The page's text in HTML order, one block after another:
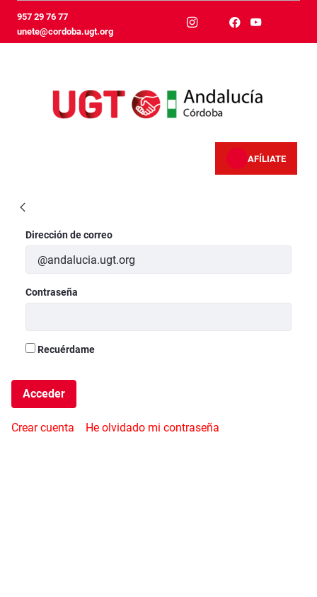
Skip to Main Content
957 29 76 77
unete@cordoba.ugt.org
AFÍLIATE
Login
Dirección de correo
Contraseña
Recuérdame
Acceder
Crear cuenta He olvidado mi contraseña